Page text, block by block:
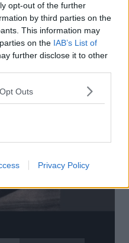
opt-out of the further
by third parties on the
This information may
on the IAB’s List of
further disclose it to other
Outs
Privacy Policy
ballata di Augusto e Rosi)
- 13.05.2014